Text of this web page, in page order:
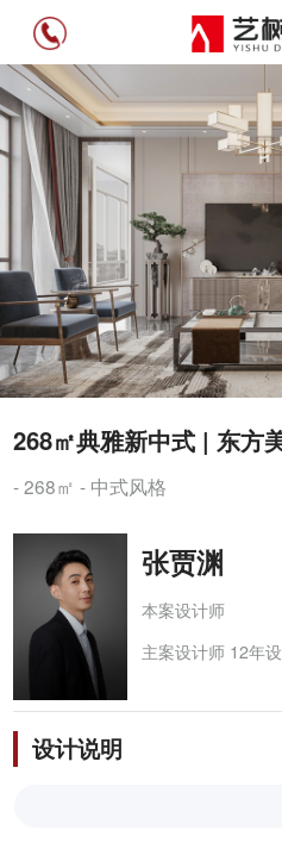
268㎡典雅新中式 | 东方
- 268㎡ - 中式风格
张贾渊
本案设计师
主案设计师 12年
设计说明